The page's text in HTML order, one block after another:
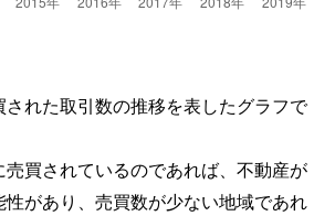
れた取引数の推移を表したグラフで
買されているのであれば、不動産が
があり、売買数が少ない地域であれ